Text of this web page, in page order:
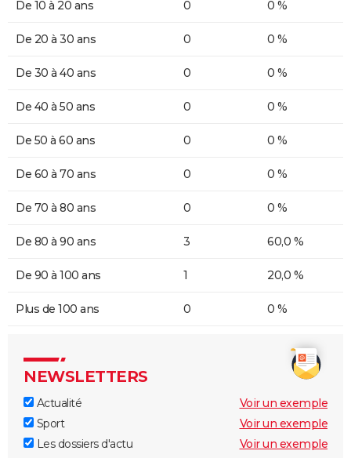
De 10 à 20 ans 0 0 %
De 20 à 30 ans 0 0 %
De 30 à 40 ans 0 0 %
De 40 à 50 ans 0 0 %
De 50 à 60 ans 0 0 %
De 60 à 70 ans 0 0 %
De 70 à 80 ans 0 0 %
De 80 à 90 ans 3 60,0 %
De 90 à 100 ans 1 20,0 %
Plus de 100 ans 0 0 %
NEWSLETTERS
Actualité
Voir un exemple
Sport
Voir un exemple
Les dossiers d'actu
Voir un exemple